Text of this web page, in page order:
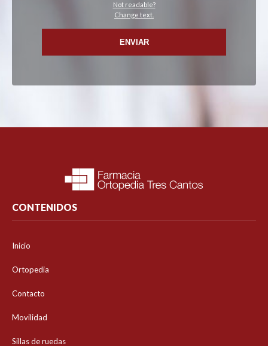
Not readable?
Change text.
ENVIAR
CONTENIDOS
Inicio
Ortopedia
Contacto
Movilidad
Sillas de ruedas